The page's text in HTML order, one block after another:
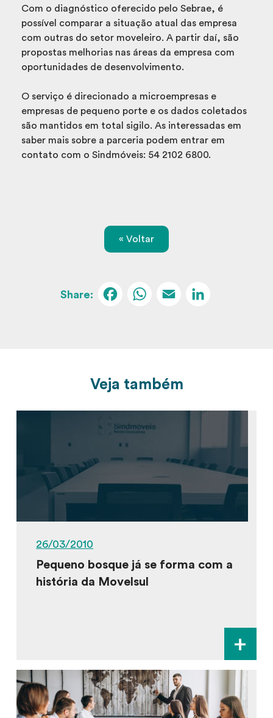
Com o diagnóstico oferecido pelo Sebrae, é
possível comparar a situação atual das empresa
com outras do setor moveleiro. A partir daí, são
propostas melhorias nas áreas da empresa com
oportunidades de desenvolvimento.
O serviço é direcionado a microempresas e
empresas de pequeno porte e os dados coletados
são mantidos em total sigilo. As interessadas em
saber mais sobre a parceria podem entrar em
contato com o Sindmóveis: 54 2102 6800.
« Voltar
Facebook
WhatsApp
Email
Veja também
26/03/2010
Pequeno bosque já se forma com a
história da Movelsul
+